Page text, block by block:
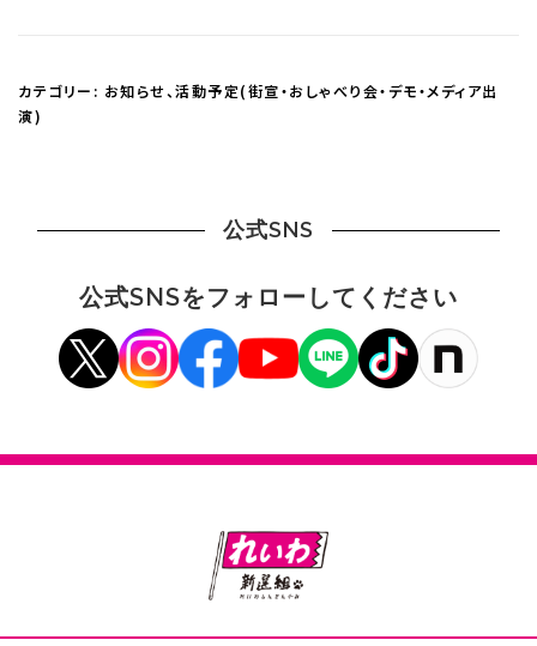
カテゴリー: お知らせ、活動予定(街宣・おしゃべり会・デモ・メディア出
演)
公式SNS
公式SNSをフォローしてください